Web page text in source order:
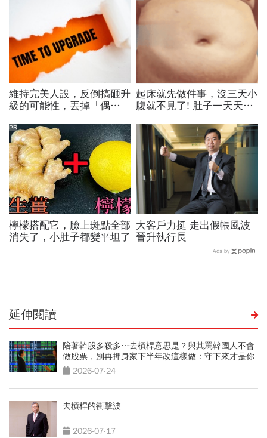
維持完美人設，反倒搞砸升
級的可能性，丟掉「偶
學習目標
起床就先做件事，沒三天小
腹就不見了! 肚子一天天變
檸檬搭配它，臉上斑點全部
消失了，小肚子都變平坦了
PR
大客戶力挺 走出假帳風波
晉升執行長
Ads by
延伸閱讀
陪著韓股多殺多…去槓桿意思是？與其罵韓國人不會
做股票，別再押身家下半年改這樣做：守下來才是你
的錢2026-07-24
去槓桿的衝擊波
2026-07-17